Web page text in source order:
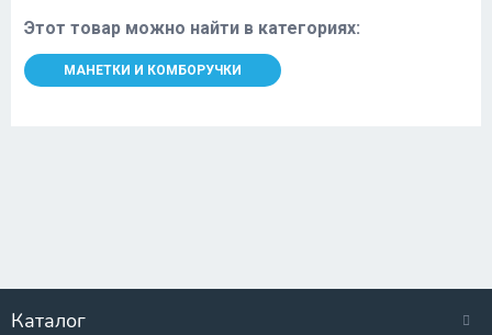
Этот товар можно найти в категориях:
МАНЕТКИ И КОМБОРУЧКИ
Каталог